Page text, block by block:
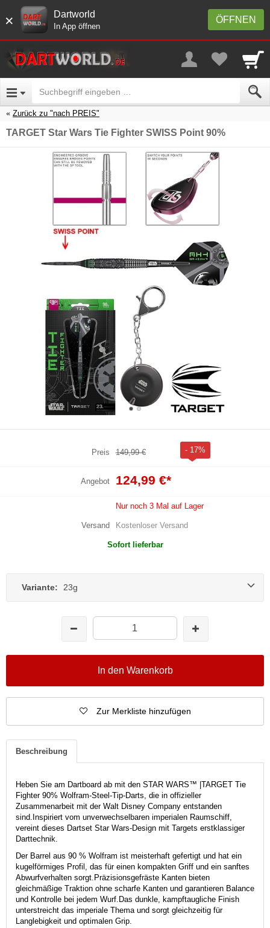
× ÖFFNEN
Dartworld
In App öffnen
Zurück zu "nach PREIS"
TARGET Star Wars Tie Fighter SWISS Point 90%
Preis 149,99 € - 17%
Angebot 124,99 €*
Nur noch 3 Mal auf Lager
Versand Kostenloser Versand
Sofort lieferbar
Variante: 23g
In den Warenkorb
Zur Merkliste hinzufügen
Beschreibung
Heben Sie am Dartboard ab mit den STAR WARS™ |TARGET Tie
Fighter 90% Wolfram-Steel-Tip-Darts, die in offizieller
Zusammenarbeit mit der Walt Disney Company entstanden
sind. Inspiriert vom unverwechselbaren imperialen Raumschiff,
vereint dieses Dartset Star Wars-Design mit Targets erstklassiger
Darttechnik.
Der Barrel aus 90 % Wolfram ist meisterhaft gefertigt und hat ein
kugelförmiges Profil, das für einen kompakten Griff und ein sanftes
Abwurfverhalten sorgt. Präzisionsgefräste Kanten bieten
gleichmäßige Traktion ohne scharfe Kanten und garantieren Balance
und Kontrolle bei jedem Wurf. Das dunkle, kampftaugliche Finish
unterstreicht das imperiale Thema und sorgt gleichzeitig für
Langlebigkeit und optimalen Grip.